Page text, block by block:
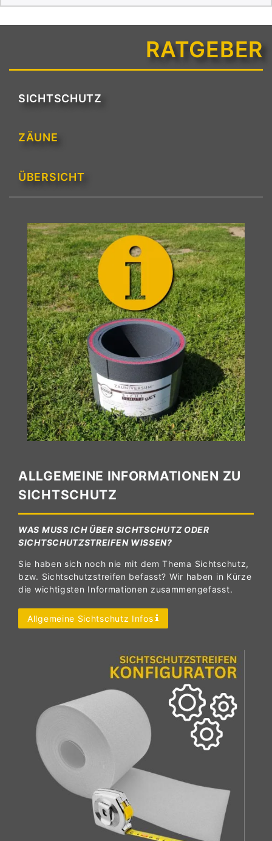
RATGEBER
SICHTSCHUTZ
ZÄUNE
ÜBERSICHT
ALLGEMEINE INFORMATIONEN ZU
SICHTSCHUTZ
WAS MUSS ICH ÜBER SICHTSCHUTZ ODER
SICHTSCHUTZSTREIFEN WISSEN?
Sie haben sich noch nie mit dem Thema Sichtschutz,
bzw. Sichtschutzstreifen befasst? Wir haben in Kürze
die wichtigsten Informationen zusammengefasst.
Allgemeine Sichtschutz Infos